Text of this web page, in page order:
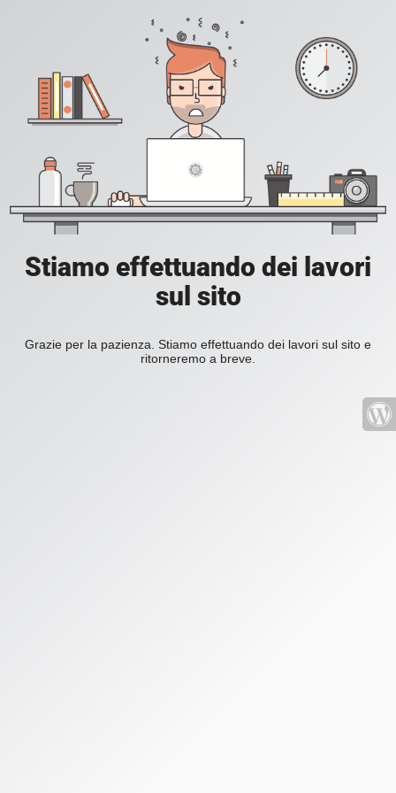
Stiamo effettuando dei lavori
sul sito
Grazie per la pazienza. Stiamo effettuando dei lavori sul sito e
ritorneremo a breve.